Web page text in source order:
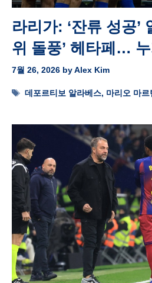
라리가: ‘잔류 성공’
위 돌풍’ 헤타페…
7월 26, 2026 byAlex Kim
Tags
데포르티보 알라베스, 마리오 마르